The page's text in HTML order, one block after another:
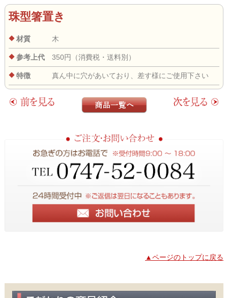
珠型箸置き
材質 木
参考上代 350円（消費税・送料別）
特徴 真ん中に穴があいており、差す様にご使用下さい
▲ページのトップに戻る